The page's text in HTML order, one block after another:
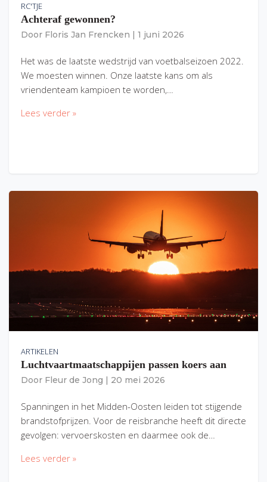
RC'TJE
Achteraf gewonnen?
Door Floris Jan Frencken 1 juni 2026
Het was de laatste wedstrijd van voetbalseizoen 2022.
We moesten winnen. Onze laatste kans om als
vriendenteam kampioen te worden,…
Lees verder »
ARTIKELEN
Luchtvaartmaatschappijen passen koers aan
Door Fleur de Jong 20 mei 2026
Spanningen in het Midden-Oosten leiden tot stijgende
brandstofprijzen. Voor de reisbranche heeft dit directe
gevolgen: vervoerskosten en daarmee ook de…
Lees verder »